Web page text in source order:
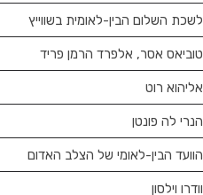
לשכת השלום הבין-לאומית בשווייץ
טוביאס אסר, אלפרד הרמן פריד
אליהוא רוט
הנרי לה פונטן
הוועד הבין-לאומי של הצלב האדום
וודרו וילסון